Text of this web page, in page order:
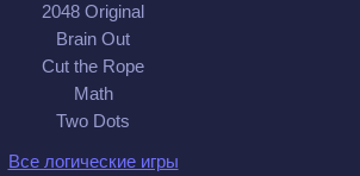
2048 Original
Brain Out
Cut the Rope
Math
Two Dots
Все логические игры